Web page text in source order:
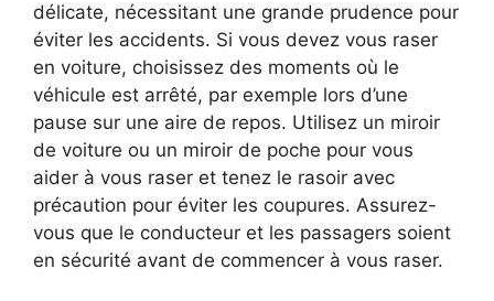
délicate, nécessitant une grande prudence pour
éviter les accidents. Si vous devez vous raser
en voiture, choisissez des moments où le
véhicule est arrêté, par exemple lors d’une
pause sur une aire de repos. Utilisez un miroir
de voiture ou un miroir de poche pour vous
aider à vous raser et tenez le rasoir avec
précaution pour éviter les coupures. Assurez-
vous que le conducteur et les passagers soient
en sécurité avant de commencer à vous raser.